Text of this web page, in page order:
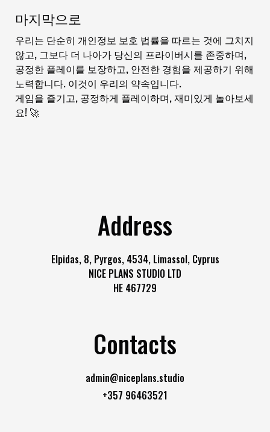
마지막으로
우리는 단순히 개인정보 보호 법률을 따르는 것에 그치지
않고, 그보다 더 나아가 당신의 프라이버시를 존중하며,
공정한 플레이를 보장하고, 안전한 경험을 제공하기 위해
노력합니다. 이것이 우리의 약속입니다.
게임을 즐기고, 공정하게 플레이하며, 재미있게 놀아보세
요! 🚀
Address
Elpidas, 8, Pyrgos, 4534, Limassol, Cyprus
NICE PLANS STUDIO LTD
HE 467729
Contacts
admin@niceplans.studio
+357 96463521